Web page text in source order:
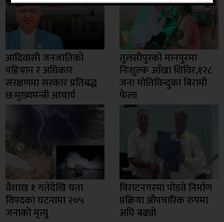
आदिवासी जनजातिको
पहिचान र अधिकार
संरक्षणमा सरकार प्रतिबद्ध
छ:मुख्यमन्त्री आचार्य
तुलसीपुरको मानपुरमा
निःशुल्क आँखा शिविर,१२८
जना मोतिविन्दुका बिरामी
फेला
वैशाख १ गतेदेखि यता
विपदका घटनामा २०५
जनाको मृत्यु
विराटनगरमा पोडवे निर्माण
प्रक्रिया औपचारिक रुपमा
अघि बढ्यो